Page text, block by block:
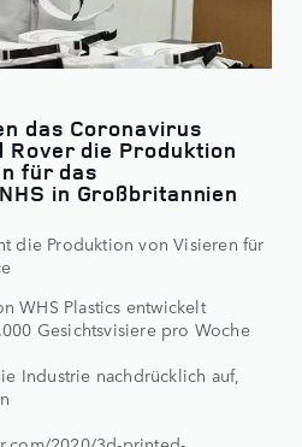
das Coronavirus
die Produktion
für das
in Großbritannien
die Produktion von Visieren für
WHS Plastics entwickelt
Gesichtsvisiere pro Woche
Industrie nachdrücklich auf,